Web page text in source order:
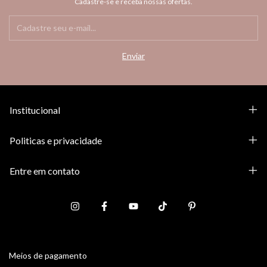
Institucional
Politicas e privacidade
Entre em contato
Meios de pagamento